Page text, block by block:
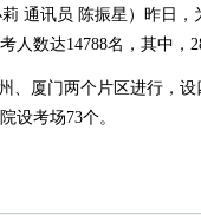
通讯员 陈振星）昨日
人数达14788名，其中，
厦门两个片区进行，设
设考场73个。